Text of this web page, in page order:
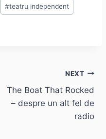
#teatru independent
NEXT
The Boat That Rocked
– despre un alt fel de
radio